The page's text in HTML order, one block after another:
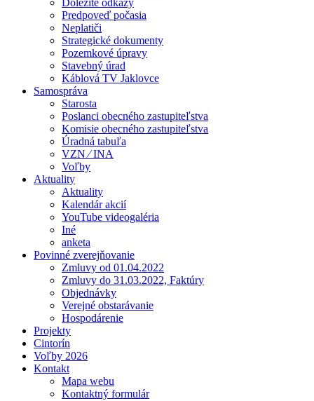
Dôležité odkazy
Predpoveď počasia
Neplatiči
Strategické dokumenty
Pozemkové úpravy
Stavebný úrad
Káblová TV Jaklovce
Samospráva
Starosta
Poslanci obecného zastupiteľstva
Komisie obecného zastupiteľstva
Úradná tabuľa
VZN ⁄ INA
Voľby
Aktuality
Aktuality
Kalendár akcií
YouTube videogaléria
Iné
anketa
Povinné zverejňovanie
Zmluvy od 01.04.2022
Zmluvy do 31.03.2022, Faktúry
Objednávky
Verejné obstarávanie
Hospodárenie
Projekty
Cintorín
Voľby 2026
Kontakt
Mapa webu
Kontaktný formulár